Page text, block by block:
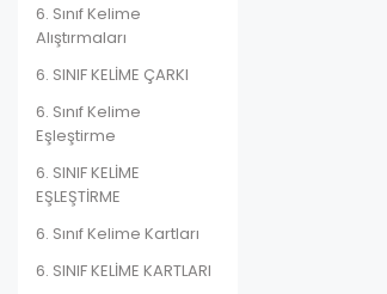
6. Sınıf Kelime
Alıştırmaları
6. SINIF KELİME ÇARKI
6. Sınıf Kelime
Eşleştirme
6. SINIF KELİME
EŞLEŞTİRME
6. Sınıf Kelime Kartları
6. SINIF KELİME KARTLARI